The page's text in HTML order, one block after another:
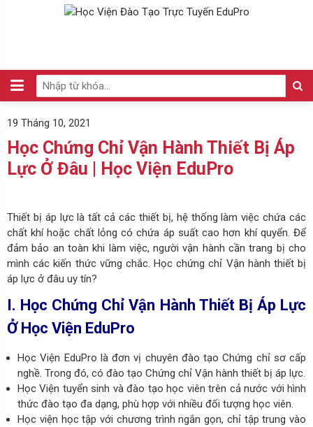
19 Tháng 10, 2021
Học Chứng Chỉ Vận Hành Thiết Bị Áp
Lực Ở Đâu | Học Viện EduPro
Thiết bị áp lực là tất cả các thiết bị, hệ thống làm việc chứa các
chất khí hoặc chất lỏng có chứa áp suất cao hơn khí quyển. Để
đảm bảo an toàn khi làm việc, người vận hành cần trang bị cho
mình các kiến thức vững chắc. Học chứng chỉ Vận hành thiết bị
áp lực ở đâu uy tín?
I. Học Chứng Chỉ Vận Hành Thiết Bị Áp Lực
Ở Học Viện EduPro
Học Viện EduPro là đơn vị chuyên đào tạo Chứng chỉ sơ cấp
nghề. Trong đó, có đào tạo Chứng chỉ Vận hành thiết bị áp lực.
Học Viện tuyển sinh và đào tạo học viên trên cả nước với hình
thức đào tạo đa dạng, phù hợp với nhiều đối tượng học viên.
Học viện học tập với chương trình ngắn gọn, chỉ tập trung vào